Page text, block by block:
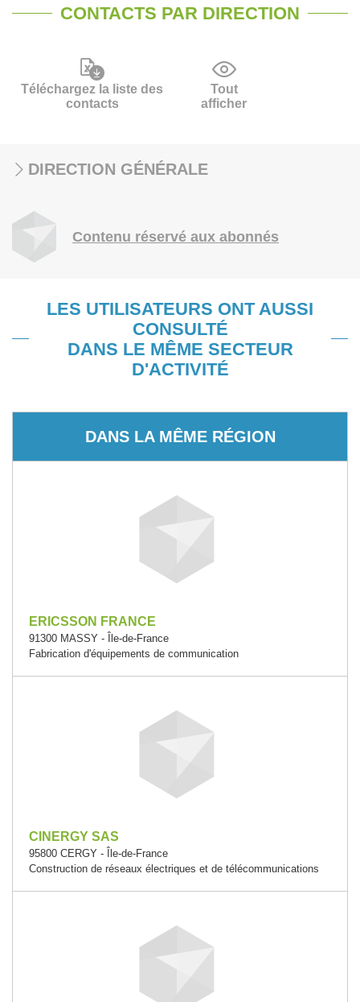
CONTACTS PAR DIRECTION
Téléchargez la liste des
contacts
Tout
afficher
DIRECTION GÉNÉRALE
Contenu réservé aux abonnés
LES UTILISATEURS ONT AUSSI
CONSULTÉ
DANS LE MÊME SECTEUR
D'ACTIVITÉ
DANS LA MÊME RÉGION
ERICSSON FRANCE
91300 MASSY - Île-de-France
Fabrication d'équipements de communication
CINERGY SAS
95800 CERGY - Île-de-France
Construction de réseaux électriques et de télécommunications